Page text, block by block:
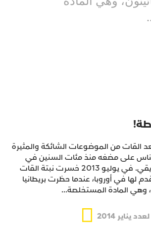
القات من الموضوعات الشائكة والمثيرة
على مضغه منذ مئات السنين في
منطقة القرن الإفريقي. في يوليو 2013 خسرت نبتة القات
لها في أوروبا، عندما حظرت بريطانيا
وهي المادة المستخلصة...
يناير 2014